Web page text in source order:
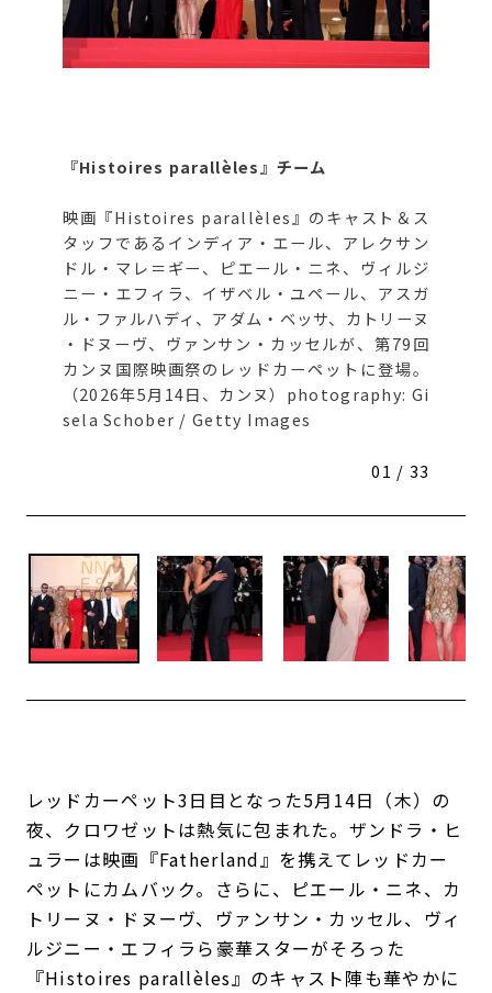
『Histoires parallèles 』チーム
映画『Histoires parallèles』のキャスト＆ス
タッフであるインディア・エール、アレクサン
ドル・マレ＝ギー、ピエール・ニネ、ヴィルジ
ニー・エフィラ、イザベル・ユペール、アスガ
ル・ファルハディ、アダム・ベッサ、カトリーヌ
・ドヌーヴ、ヴァンサン・カッセルが、第79回
カンヌ国際映画祭のレッドカーペットに登場。
（2026年5月14日、カンヌ）photography: Gi
sela Schober / Getty Images
01 / 33
レッドカーペット3日目となった5月14日（木）の
夜、クロワゼットは熱気に包まれた。ザンドラ・ヒ
ュラーは映画『Fatherland』を携えてレッドカー
ペットにカムバック。さらに、ピエール・ニネ、カ
トリーヌ・ドヌーヴ、ヴァンサン・カッセル、ヴィ
ルジニー・エフィラら豪華スターがそろった
『Histoires parallèles』のキャスト陣も華やかに